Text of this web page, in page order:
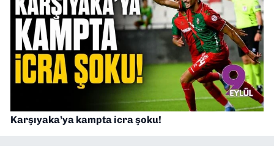
Karşıyaka’ya kampta icra şoku!